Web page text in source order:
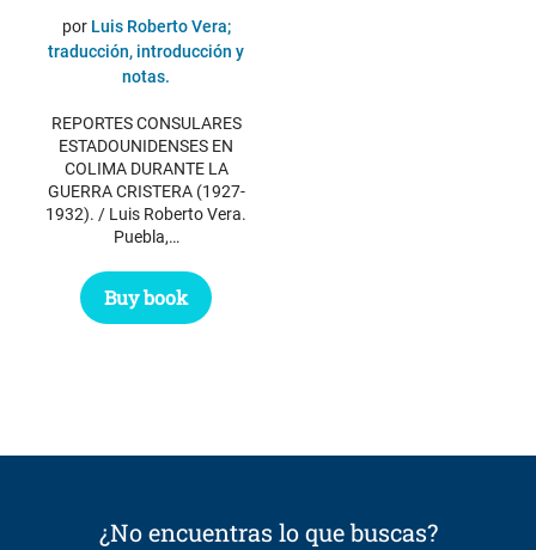
precio
original
era:
$ 15.00.
precio
actual
es:
$ 5.00.
por Luis Roberto Vera;
traducción, introducción y
notas.
REPORTES CONSULARES
ESTADOUNIDENSES EN
COLIMA DURANTE LA
GUERRA CRISTERA (1927-
1932). / Luis Roberto Vera.
Puebla,…
Buy book
¿No encuentras lo que buscas?